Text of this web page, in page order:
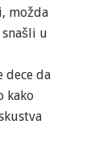
možda
u
dece da
kako